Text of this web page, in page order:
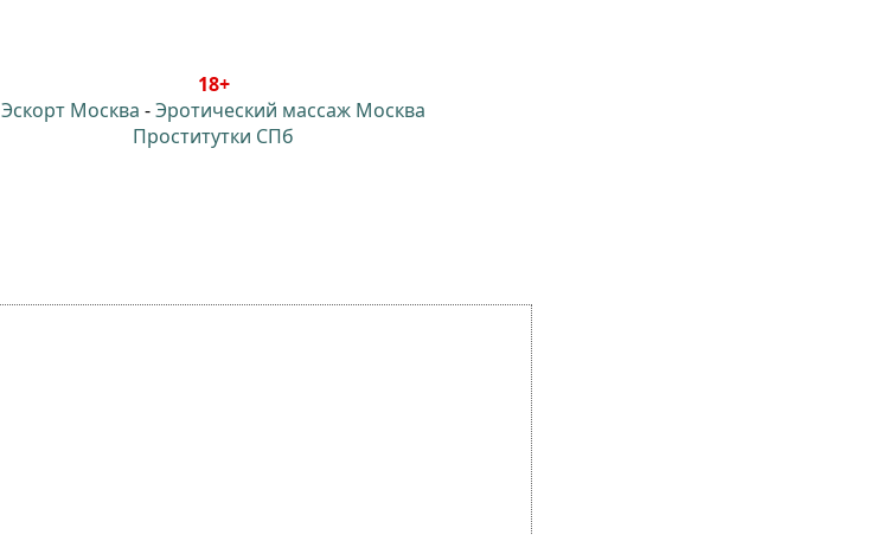
18+
Эскорт Москва -Эротический массаж Москва
Проститутки СПб